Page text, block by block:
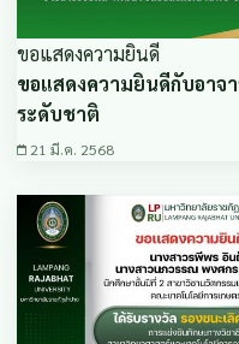
ขอแสดงความยินดี
ขอแสดงความยินดีกับอาจ
ระดับชาติ
21 มี.ค. 2568